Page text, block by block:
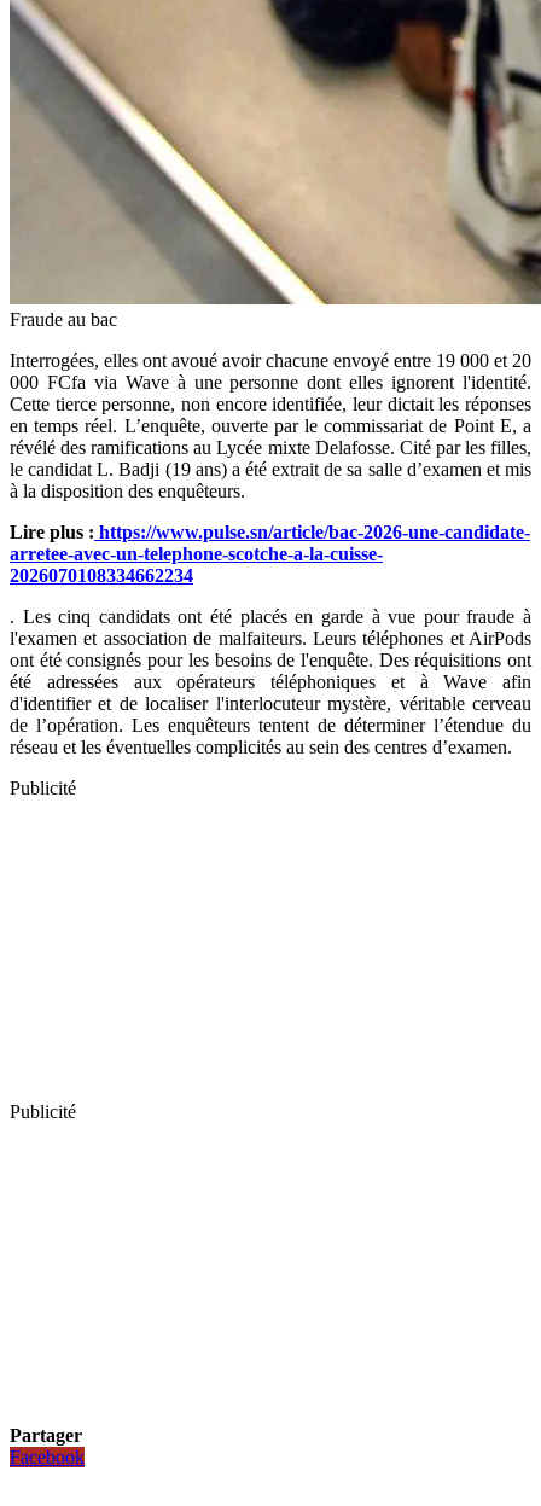
Fraude au bac
Interrogées, elles ont avoué avoir chacune envoyé entre 19 000 et 20
000 FCfa via Wave à une personne dont elles ignorent l'identité.
Cette tierce personne, non encore identifiée, leur dictait les réponses
en temps réel. L’enquête, ouverte par le commissariat de Point E, a
révélé des ramifications au Lycée mixte Delafosse. Cité par les filles,
le candidat L. Badji (19 ans) a été extrait de sa salle d’examen et mis
à la disposition des enquêteurs.
Lire plus : https://www.pulse.sn/article/bac-2026-une-candidate-
arretee-avec-un-telephone-scotche-a-la-cuisse-
2026070108334662234
. Les cinq candidats ont été placés en garde à vue pour fraude à
l'examen et association de malfaiteurs. Leurs téléphones et AirPods
ont été consignés pour les besoins de l'enquête. Des réquisitions ont
été adressées aux opérateurs téléphoniques et à Wave afin
d'identifier et de localiser l'interlocuteur mystère, véritable cerveau
de l’opération. Les enquêteurs tentent de déterminer l’étendue du
réseau et les éventuelles complicités au sein des centres d’examen.
Publicité
Publicité
Partager
Facebook